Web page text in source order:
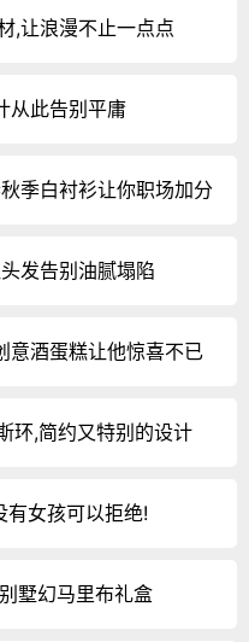
,让浪漫不止一点点
从此告别平庸
季白衬衫让你职场加分
发告别油腻塌陷
意酒蛋糕让他惊喜不已
环,简约又特别的设计
有女孩可以拒绝!
墅幻马里布礼盒